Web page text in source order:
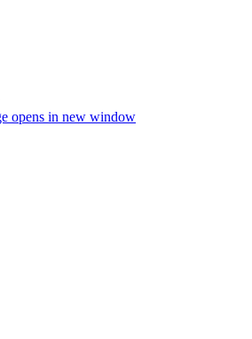
opens in new window